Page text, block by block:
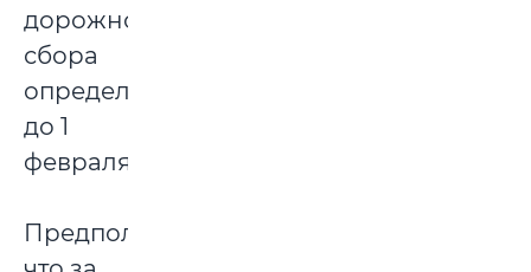
дорожного
сбора
определятся
до 1
февраля.
Предполагается,